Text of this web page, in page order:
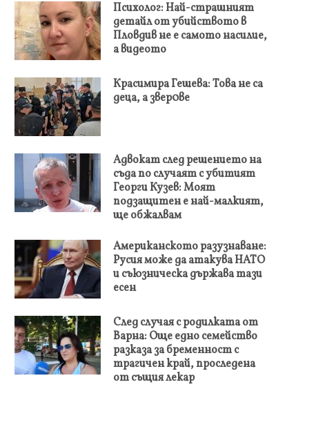
Психолог: Най-страшният
детайл от убийството в
Пловдив не е самото насилие,
а видеото
Красимира Гешева: Това не са
деца, а звер0ве
Адвокат след решението на
съда по случаят с убитият
Георги Кузев: Моят
подзащитен е най-малкият,
ще обжалвам
Американското разузнаване:
Русия може да атакува НАТО
и съюзническа държава тази
есен
След случая с родилката от
Варна: Още едно семейство
разказа за бременност с
трагичен край, проследена
от същия лекар